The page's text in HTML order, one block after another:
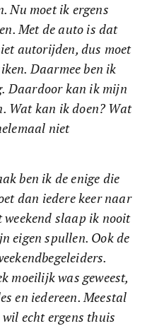
Nu moet ik ergens
Met de auto is dat
autorijden, dus moet
Daarmee ben ik
Daardoor kan ik mijn
Wat kan ik doen? Wat
niet
ben ik de enige die
dan iedere keer naar
weekend slaap ik nooit
eigen spullen. Ook de
moeilijk was geweest,
en iedereen. Meestal
echt ergens thuis